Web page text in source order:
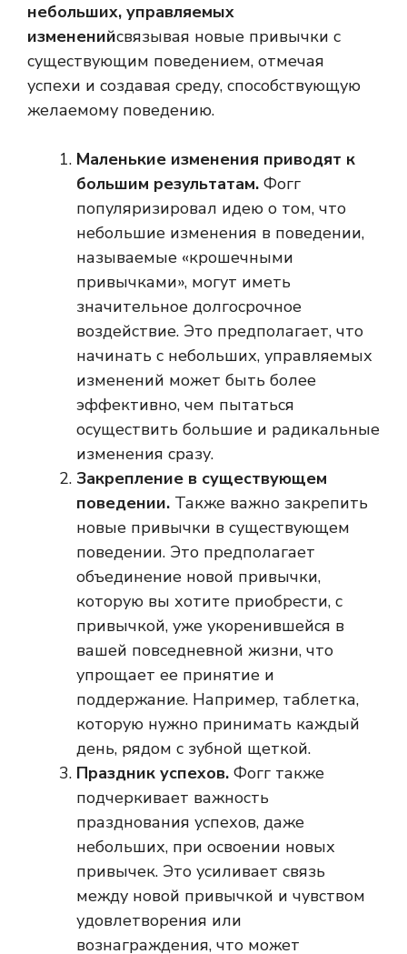
небольших, управляемых
измененийсвязывая новые привычки с
существующим поведением, отмечая
успехи и создавая среду, способствующую
желаемому поведению.
Маленькие изменения приводят к
большим результатам. Фогг
популяризировал идею о том, что
небольшие изменения в поведении,
называемые «крошечными
привычками», могут иметь
значительное долгосрочное
воздействие. Это предполагает, что
начинать с небольших, управляемых
изменений может быть более
эффективно, чем пытаться
осуществить большие и радикальные
изменения сразу.
Закрепление в существующем
поведении. Также важно закрепить
новые привычки в существующем
поведении. Это предполагает
объединение новой привычки,
которую вы хотите приобрести, с
привычкой, уже укоренившейся в
вашей повседневной жизни, что
упрощает ее принятие и
поддержание. Например, таблетка,
которую нужно принимать каждый
день, рядом с зубной щеткой.
Праздник успехов. Фогг также
подчеркивает важность
празднования успехов, даже
небольших, при освоении новых
привычек. Это усиливает связь
между новой привычкой и чувством
удовлетворения или
вознаграждения, что может